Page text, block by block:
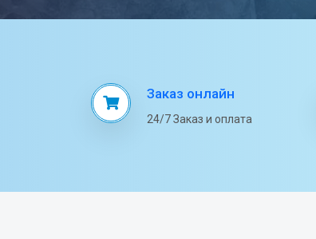
Заказ онлайн
24/7 Заказ и оплата